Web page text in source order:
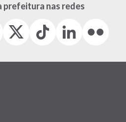
prefeitura nas redes
(Antigo
(link
Tiktok
(link
em
LinkedIn
(link
em
(link
em